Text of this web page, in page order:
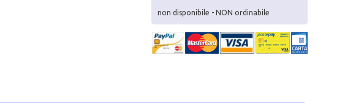
non disponibile - NON ordinabile